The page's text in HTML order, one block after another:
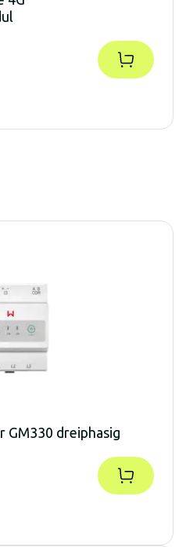
GM330 dreiphasig